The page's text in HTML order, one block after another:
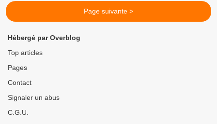
Page suivante >
Hébergé par Overblog
Top articles
Pages
Contact
Signaler un abus
C.G.U.